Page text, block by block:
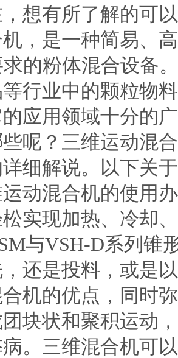
，想有所了解的
，是一种简易、
求的粉体混合
等行业中的颗粒
应用领域十分的
呢？三维运动混
细解说。以下关
动混合机的使用
实现加热、冷却
与VSH-D系列锥
还是投料，或是
机的优点，同时
块状和聚积运动
。三维混合机可